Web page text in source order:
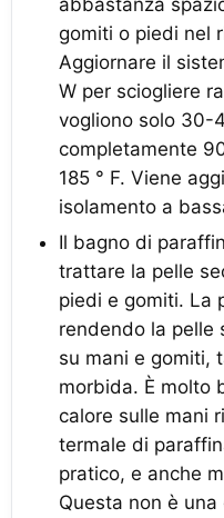
gomiti o piedi nel
Aggiornare il
W per sciogliere
vogliono solo 30-
completamente
185 ° F. Viene
isolamento a
Il bagno di
trattare la pelle
piedi e gomiti. La
rendendo la pelle
su mani e gomiti,
morbida. È molto
calore sulle mani
termale di
pratico, e anche
Questa non è